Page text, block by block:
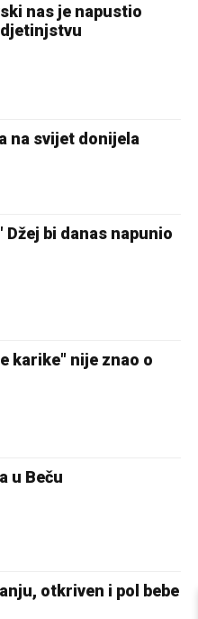
nas je napustio
na svijet donijela
Džej bi danas napunio
karike" nije znao o
u Beču
otkriven i pol bebe